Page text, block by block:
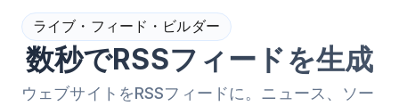
ライブ・フィード・ビルダー
数秒でRSSフィードを生成
ウェブサイトをRSSフィードに。ニュース、ソー